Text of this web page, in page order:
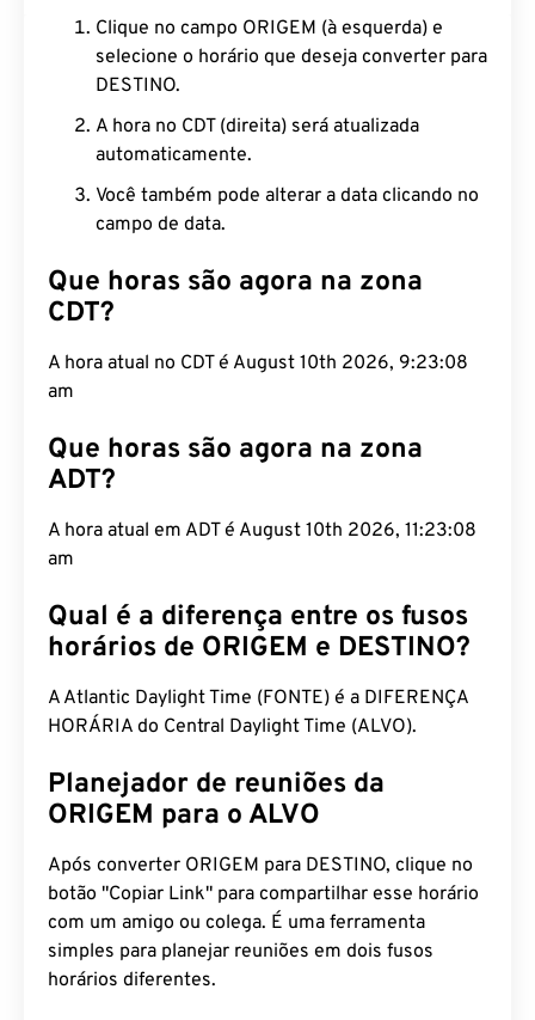
Clique no campo ORIGEM (à esquerda) e
selecione o horário que deseja converter para
DESTINO.
A hora no CDT (direita) será atualizada
automaticamente.
Você também pode alterar a data clicando no
campo de data.
Que horas são agora na zona
CDT?
A hora atual no CDT é August 10th 2026, 9:23:09
am
Que horas são agora na zona
ADT?
A hora atual em ADT é August 10th 2026, 11:23:09
am
Qual é a diferença entre os fusos
horários de ORIGEM e DESTINO?
A Atlantic Daylight Time (FONTE) é a DIFERENÇA
HORÁRIA do Central Daylight Time (ALVO).
Planejador de reuniões da
ORIGEM para o ALVO
Após converter ORIGEM para DESTINO, clique no
botão "Copiar Link" para compartilhar esse horário
com um amigo ou colega. É uma ferramenta
simples para planejar reuniões em dois fusos
horários diferentes.